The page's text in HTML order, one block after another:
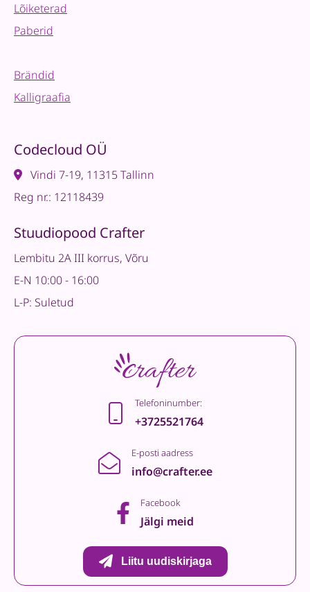
Lõiketerad
Paberid
Brändid
Kalligraafia
Codecloud OÜ
Vindi 7-19, 11315 Tallinn
Reg nr.: 12118439
Stuudiopood Crafter
Lembitu 2A III korrus, Võru
E-N 10:00 - 16:00
L-P: Suletud
Telefoninumber:
+3725521764
E-posti aadress
info@crafter.ee
Facebook
Jälgi meid
Liitu uudiskirjaga